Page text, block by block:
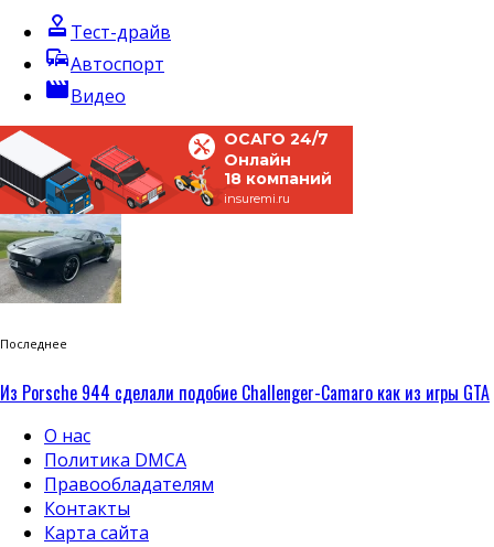
approval Тест-драйв
commuteАвтоспорт
movieВидео
ОСАГО 24/7
Онлайн
18 компаний
insuremi.ru
Последнее
Из Porsche 944 сделали подобие Challenger-Camaro как из игры GTA
О нас
Политика DMCA
Правообладателям
Контакты
Карта сайта